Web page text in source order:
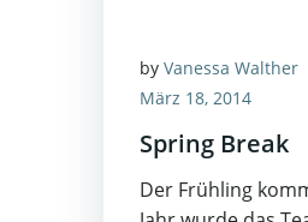
by Vanessa Walther
März 18, 2014
Spring Break
Der Frühling